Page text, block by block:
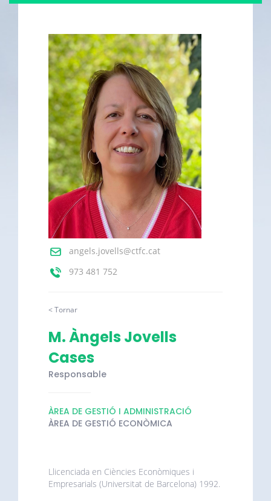
angels.jovells@ctfc.cat
973 481 752
< Tornar
M. Àngels Jovells
Cases
Responsable
ÀREA DE GESTIÓ I ADMINISTRACIÓ
ÀREA DE GESTIÓ ECONÒMICA
Llicenciada en Ciències Econòmiques i
Empresarials (Universitat de Barcelona) 1992.